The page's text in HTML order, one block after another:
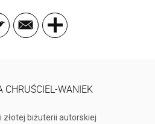
CHRUŚCIEL-WANIEK
złotej biżuterii autorskiej